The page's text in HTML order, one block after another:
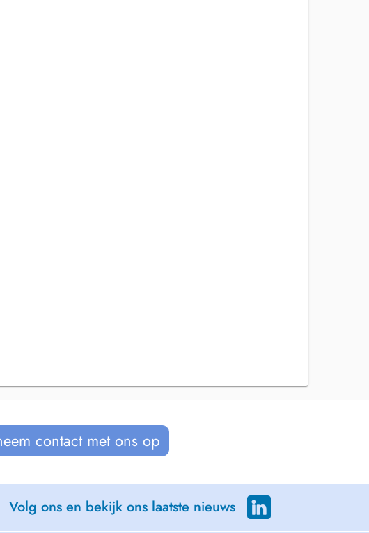
contact met ons op
Volg ons en bekijk ons laatste nieuws